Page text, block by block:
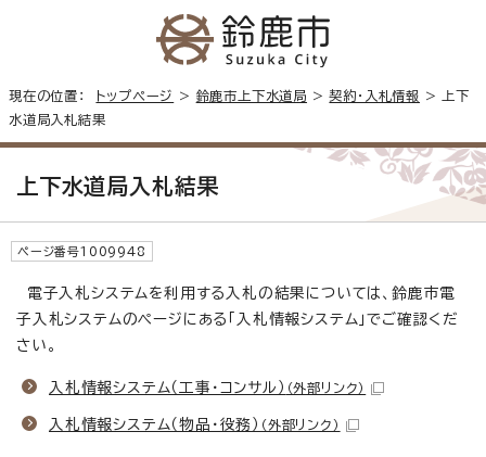
現在の位置： トップページ > 鈴鹿市上下水道局 >契約・入札情報 > 上下
水道局入札結果
上下水道局入札結果
ページ番号1009948
電子入札システムを利用する入札の結果については、鈴鹿市電
子入札システムのページにある「入札情報システム」でご確認くだ
さい。
入札情報システム（工事・コンサル） （外部リンク）
入札情報システム（物品・役務） （外部リンク）